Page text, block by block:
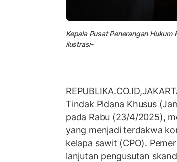
Kepala Pusat Penerangan
ilustrasi-
Tindak Pidana Khusus
pada Rabu (23/4/2025),
yang menjadi terdakwa
kelapa sawit (CPO).
lanjutan pengusutan